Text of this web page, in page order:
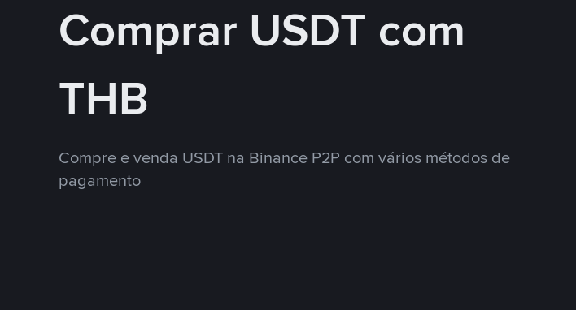
Comprar USDT com
THB
Compre e venda USDT na Binance P2P com vários métodos de
pagamento